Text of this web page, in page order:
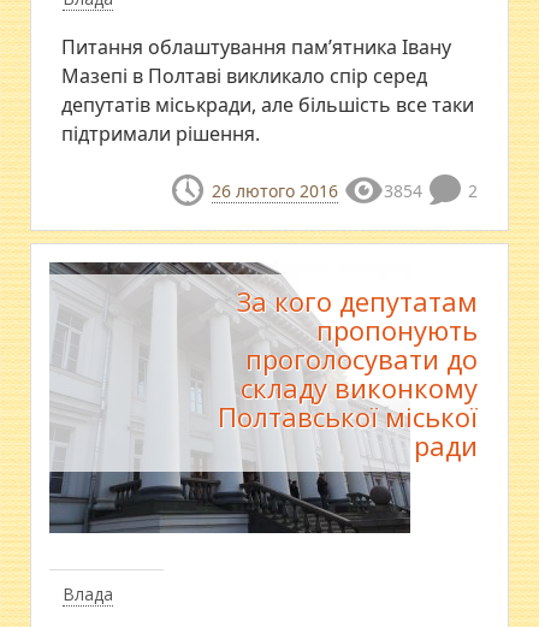
Питання облаштування пам’ятника Івану
Мазепі в Полтаві викликало спір серед
депутатів міськради, але більшість все таки
підтримали рішення.
26 лютого 2016 3854 2
Влада
За кого депутатам
пропонують
проголосувати до
складу виконкому
Полтавської міської
ради